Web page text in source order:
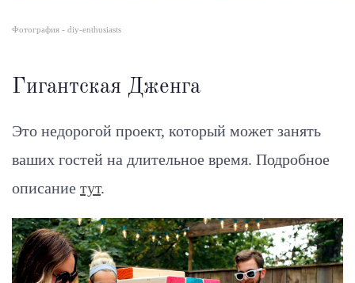
Фотография - diy-enthusiasts
Гигантская Дженга
Это недорогой проект, который может занять
ваших гостей на длительное время. Подробное
описание тут.